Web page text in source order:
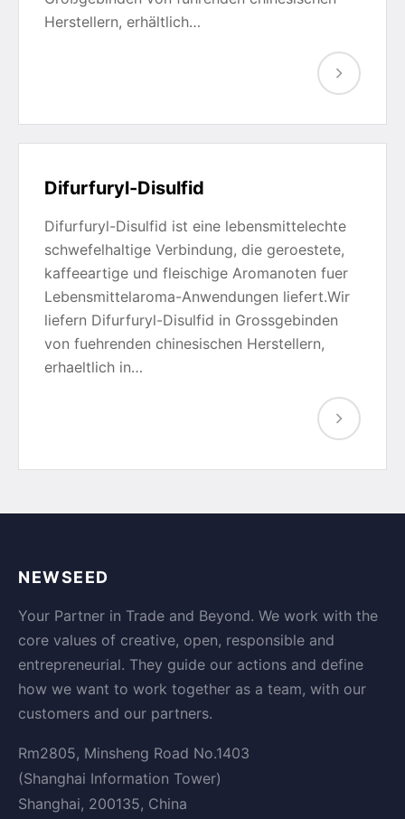
Herstellern, erhältlich…
Difurfuryl-Disulfid
Difurfuryl-Disulfid ist eine lebensmittelechte
schwefelhaltige Verbindung, die geroestete,
kaffeeartige und fleischige Aromanoten fuer
Lebensmittelaroma-Anwendungen liefert.Wir
liefern Difurfuryl-Disulfid in Grossgebinden
von fuehrenden chinesischen Herstellern,
erhaeltlich in…
NEWSEED
Your Partner in Trade and Beyond. We work with the
core values of creative, open, responsible and
entrepreneurial. They guide our actions and define
how we want to work together as a team, with our
customers and our partners.
Rm2805, Minsheng Road No.1403
(Shanghai Information Tower)
Shanghai, 200135, China